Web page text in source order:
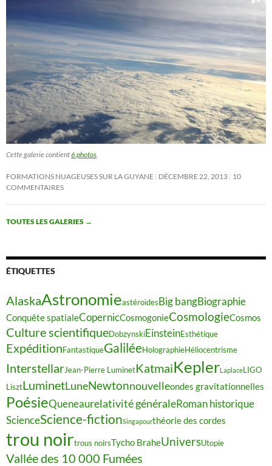
Cette galerie contient6 photos
FORMATIONS NUAGEUSES SUR LA GUYANE DÉCEMBRE 22, 2013 10
COMMENTAIRES
TOUTES LES GALERIES →
ÉTIQUETTES
AlaskaAstronomieastéroïdesBig bangBiographie
Conquête spatialeCopernicCosmogonieCosmologieCosmos
Culture scientifiqueDobzynskiEinsteinEsthétique
ExpéditionFantastiqueGaliléeHolographieHéliocentrisme
InterstellarJean-Pierre LuminetKatmaiKeplerLaplaceLIGO
LisztLuminetLuneNewtonnouvelleondes gravitationnelles
PoésieQueneaurelativité généraleRoman historique
ScienceScience-fictionSingapourthéorie des cordes
trou noirtrous noirsTycho BraheUniversUtopie
Vallée des 10 000 Fumées